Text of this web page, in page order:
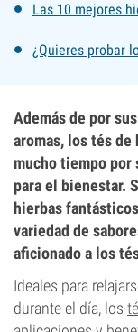
Las 10 mejores
¿Quieres probar
Además de por
aromas, los tés de
mucho tiempo por
para el bienestar.
hierbas
variedad de
aficionado a los
Ideales para
durante el día, los